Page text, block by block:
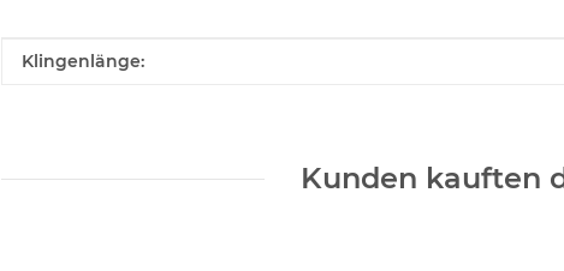
Produkteigenschaft
Wert
Klingenlänge:
Kunden kauften